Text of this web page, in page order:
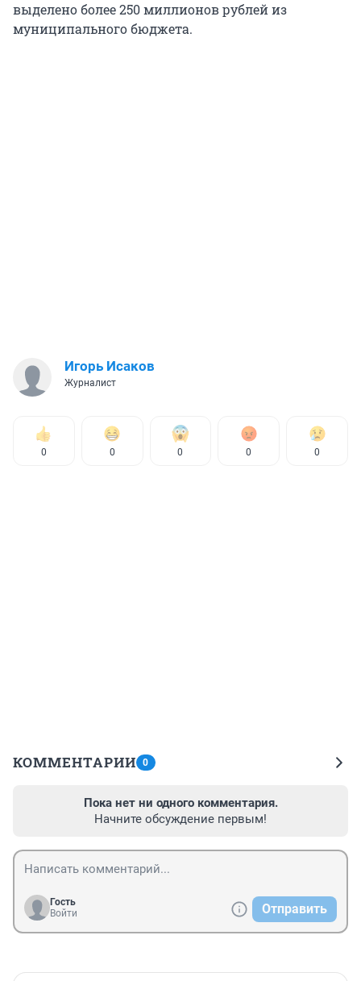
выделено более 250 миллионов рублей из
муниципального бюджета.
Игорь Исаков
Журналист
0 0 0 0 0
КОММЕНТАРИИ 0
Пока нет ни одного комментария.
Начните обсуждение первым!
Гость
Войти
Отправить